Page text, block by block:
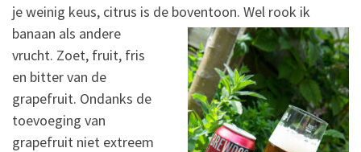
je weinig keus, citrus is de boventoon. Wel rook ik
banaan als andere
vrucht. Zoet, fruit, fris
en bitter van de
grapefruit. Ondanks de
toevoeging van
grapefruit niet extreem